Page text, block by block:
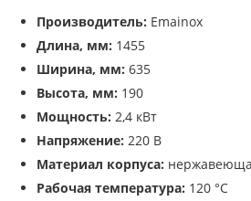
Производитель: Emainox
Длина, мм: 1455
Ширина, мм: 635
Высота, мм: 190
Мощность: 2,4 кВт
Напряжение: 220 В
Материал корпуса:
Рабочая температура: 120 °C